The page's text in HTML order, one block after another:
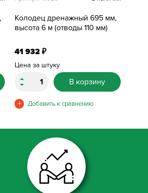
Колодец дренажный 695 мм,
высота 6 м (отводы 110 мм)
41 932₽
Цена за штуку
В корзину